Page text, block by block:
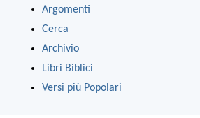
Argomenti
Cerca
Archivio
Libri Biblici
Versi più Popolari